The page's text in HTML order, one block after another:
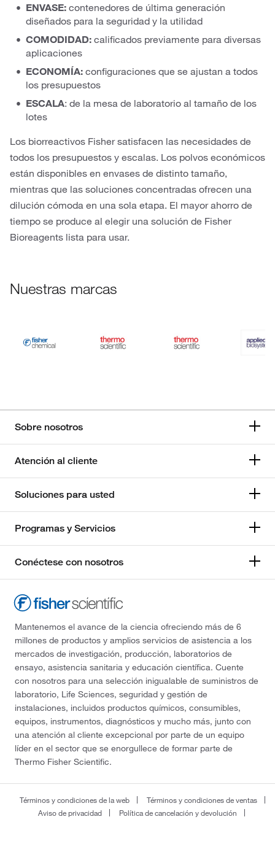
ENVASE: contenedores de última generación
diseñados para la seguridad y la utilidad
COMODIDAD: calificados previamente para diversas
aplicaciones
ECONOMÍA: configuraciones que se ajustan a todos
los presupuestos
ESCALA: de la mesa de laboratorio al tamaño de los
lotes
Los biorreactivos Fisher satisfacen las necesidades de
todos los presupuestos y escalas. Los polvos económicos
están disponibles en envases de distinto tamaño,
mientras que las soluciones concentradas ofrecen una
dilución cómoda en una sola etapa. El mayor ahorro de
tiempo se produce al elegir una solución de Fisher
Bioreagents lista para usar.
Nuestras marcas
Sobre nosotros
Atención al cliente
Soluciones para usted
Programas y Servicios
Conéctese con nosotros
Mantenemos el avance de la ciencia ofreciendo más de 6
millones de productos y amplios servicios de asistencia a los
mercados de investigación, producción, laboratorios de
ensayo, asistencia sanitaria y educación científica. Cuente
con nosotros para una selección inigualable de suministros de
laboratorio, Life Sciences, seguridad y gestión de
instalaciones, incluidos productos químicos, consumibles,
equipos, instrumentos, diagnósticos y mucho más, junto con
una atención al cliente excepcional por parte de un equipo
líder en el sector que se enorgullece de formar parte de
Thermo Fisher Scientific.
Términos y condiciones de la web
Términos y condiciones de ventas
Aviso de privacidad
Política de cancelación y devolución